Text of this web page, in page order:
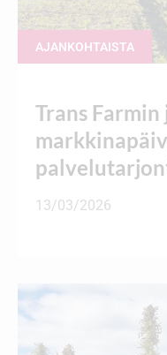
AJANKOHTAISTA
Trans
13/03/2026